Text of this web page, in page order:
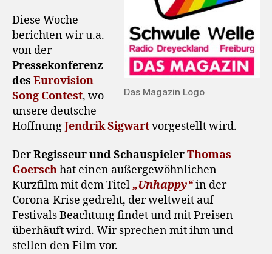
Das Magazin Logo
Diese Woche
berichten wir u.a.
von der
Pressekonferenz
des Eurovision
Song Contest, wo
unsere deutsche
HoffnungJendrik Sigwartvorgestellt wird.
DerRegisseur und SchauspielerThomas
Goerschhat einen außergewöhnlichen
Kurzfilm mit dem Titel „Unhappy“in der
Corona-Krise gedreht, der weltweit auf
Festivals Beachtung findet und mit Preisen
überhäuft wird. Wir sprechen mit ihm und
stellen den Film vor.